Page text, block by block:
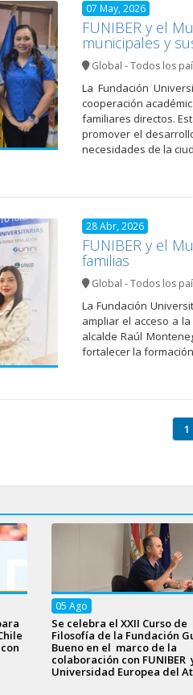
07 May, 2026
FUNIBER y el
municipales y
Global - Todos los
La Fundación
cooperación
familiares directos.
promover el
necesidades de la
28 Abr, 2026
FUNIBER y el
familias
Global - Todos los
La Fundación
ampliar el acceso a
alcalde Raúl
fortalecer la
1
05 Ago
Se celebra el XXII Curso de
Filosofía de la Fundación
Bueno en el marco de la
colaboración con FUNIBER
Universidad Europea del